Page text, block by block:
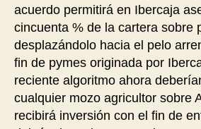
acuerdo permitirá en Ibercaja
cincuenta % de la cartera sobre
desplazándolo hacia el pelo
fin de pymes originada por
reciente algoritmo ahora
cualquier mozo agricultor sobre
recibirá inversión con el fin de